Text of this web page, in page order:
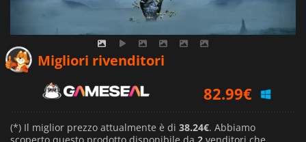
Migliori rivenditori
82.99€
(*) Il miglior prezzo attualmente è di 38.24€. Abbiamo